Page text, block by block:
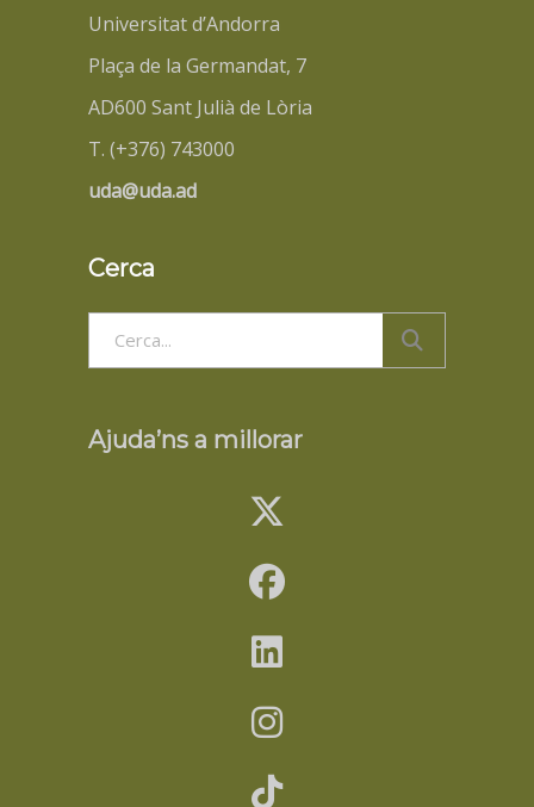
Universitat d’Andorra
Plaça de la Germandat, 7
AD600 Sant Julià de Lòria
T. (+376) 743000
uda@uda.ad
Cerca
Ajuda’ns a millorar